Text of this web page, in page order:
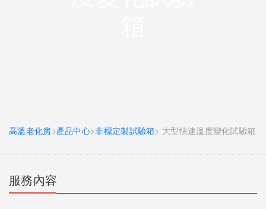
高溫老化房>產品中心>非標定製試驗箱> 大型快速溫度變化試驗箱
服務內容